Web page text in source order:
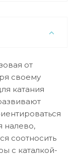
от
своему
катания
налево,
соотносить
с каталкой-